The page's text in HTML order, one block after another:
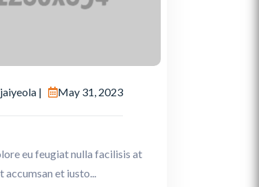
| May 31, 2023
eu feugiat nulla facilisis at
accumsan et iusto...